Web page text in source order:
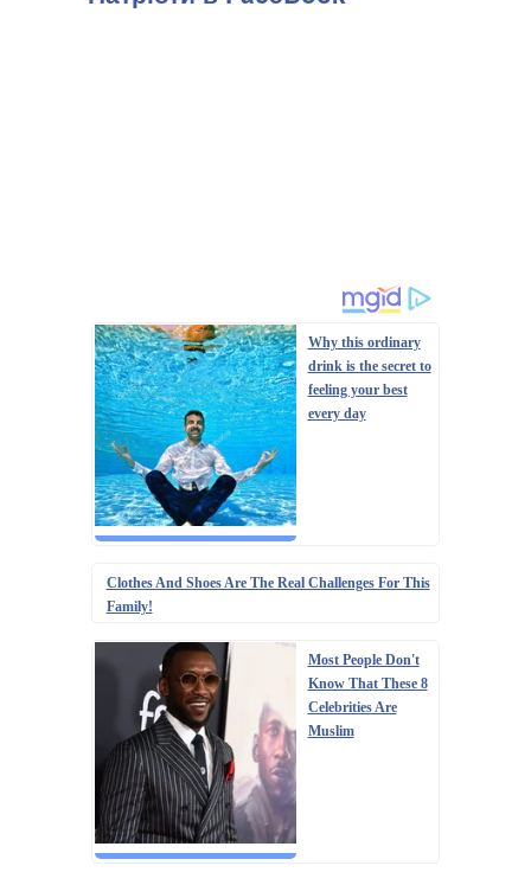
Why this ordinary
drink is the secret to
feeling your best
every day
Clothes And Shoes Are The Real Challenges For This
Family!
Most People Don't
Know That These 8
Celebrities Are
Muslim